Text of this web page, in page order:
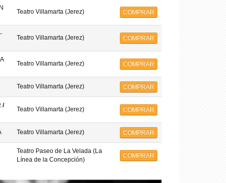
Teatro Villamarta (Jerez) COMPRAR
Teatro Villamarta (Jerez) COMPRAR
Teatro Villamarta (Jerez) COMPRAR
Teatro Villamarta (Jerez) COMPRAR
/
Teatro Villamarta (Jerez) COMPRAR
Teatro Villamarta (Jerez) COMPRAR
Teatro Paseo de La Velada (La
Línea de la Concepción)
COMPRAR